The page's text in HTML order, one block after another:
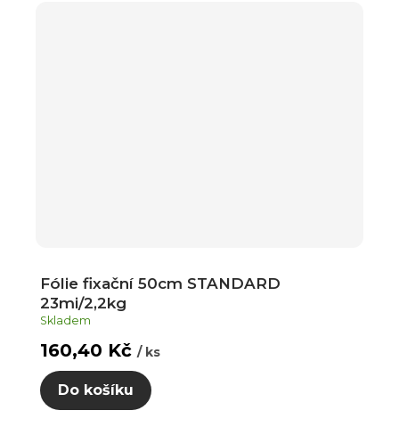
Fólie fixační 50cm STANDARD
23mi/2,2kg
Skladem
160,40 Kč / ks
Do košíku